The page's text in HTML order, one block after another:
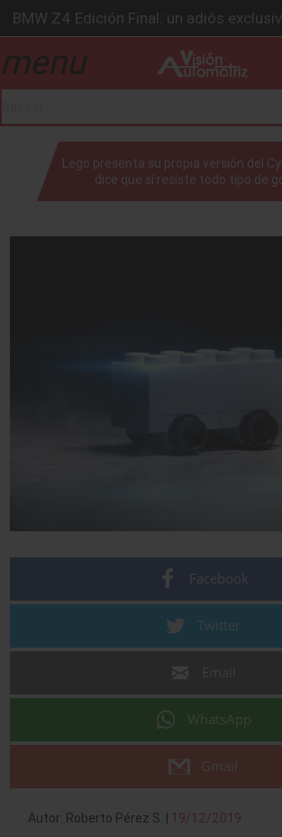
BMW Z4 Edición Final: un adiós
Ventas se estabilizan: INEGI
Chirey lanzará su primera pick-up en
menu
Lego presenta su propia versión del
dice que sí resiste todo tipo de
Facebook
Twitter
WhatsApp
Gmail
Autor: Roberto Pérez S. | 19/12/2019